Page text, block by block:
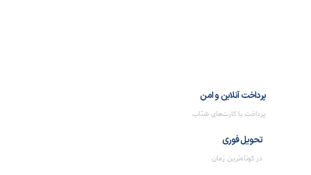
پرداخت آنلاین و امن
پرداخت با کارت‌های شتاب
تحویل فوری
در کوتاه‌ترین زمان